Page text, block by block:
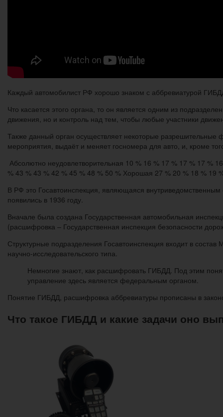
Каждый автомобилист РФ хорошо знаком с аббревиатурой
Что касается этого органа, то он является одним из
движения, но и контроль над тем, чтобы любые участники
Также данный орган осуществляет некоторые разрешительные
мероприятия, выдаёт и меняет госномера для авто, и, кроме
Абсолютно неудовлетворительная 10 % 16 % 17 % 17 % 17 %
% 43 % 43 % 42 % 45 % 48 % 50 % Хорошая 27 % 20 % 18 % 19
В РФ это Госавтоинспекция, являющаяся
появились в 1936 году.
Вначале была создана Государственная автомобильная
(расшифровка – Государственная инспекция безопасности
Структурные подразделения Госавтоинспекция входит в
научно-исследовательского типа.
Немногие знают, как расшифровать ГИБДД. Под этим
управление здесь является федеральным органом.
Понятие ГИБДД, расшифровка аббревиатуры прописаны в
Что такое ГИБДД и какие задачи оно